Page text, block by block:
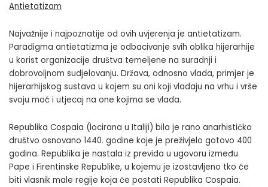
Antietatizam
Najvažnije i najpoznatije od ovih uvjerenja je antietatizam.
Paradigma antietatizma je odbacivanje svih oblika hijerarhije
u korist organizacije društva temeljene na suradnji i
dobrovoljnom sudjelovanju. Država, odnosno vlada, primjer je
hijerarhijskog sustava u kojem su oni koji vladaju na vrhu i vrše
svoju moć i utjecaj na one kojima se vlada.
Republika Cospaia (locirana u Italiji) bila je rano anarhističko
društvo osnovano 1440. godine koje je preživjelo gotovo 400
godina. Republika je nastala iz previda u ugovoru između
Pape i Firentinske Republike, u kojemu je izostavljeno tko će
biti vlasnik male regije koja će postati Republika Cospaia.